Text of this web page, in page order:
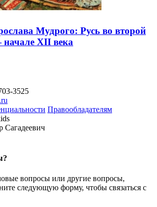
Мудрого: Русь во второй
XII века
3525
Правообладателям
вопросы или другие вопросы,
следующую форму, чтобы связаться с